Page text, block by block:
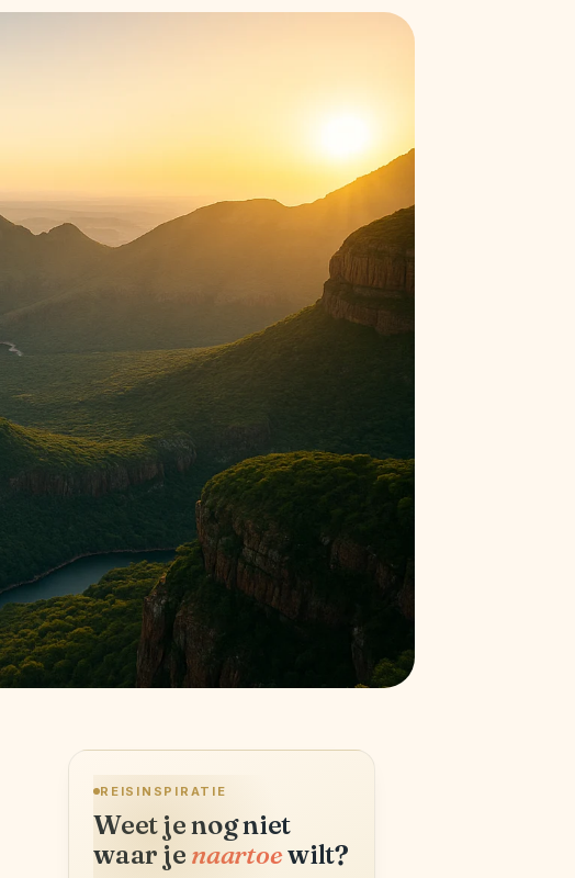
REISINSPIRATIE
Weet je nog niet
waar je naartoewilt?